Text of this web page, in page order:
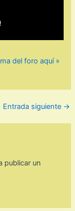
del foro aquí »
Entrada siguiente →
publicar un